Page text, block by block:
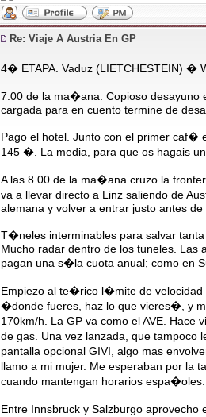
Re: Viaje A Austria En GP
4� ETAPA. Vaduz (LIETCHESTEIN) �
7.00 de la ma�ana. Copioso desayuno
cargada para en cuento termine de
Pago el hotel. Junto con el primer
145 �. La media, para que os hagais
A las 8.00 de la ma�ana cruzo la
va a llevar directo a Linz saliendo de
alemana y volver a entrar justo antes de
T�neles interminables para salvar
Mucho radar dentro de los tuneles. Las
pagan una s�la cuota anual; como en
Empiezo al te�rico l�mite de
�donde fueres, haz lo que vieres�, y
170km/h. La GP va como el AVE.
de gas. Una vez lanzada, que tampoco
pantalla opcional GIVI, algo mas
llamo a mi mujer. Me esperaban por la
cuando mantengan horarios
Entre Innsbruck y Salzburgo